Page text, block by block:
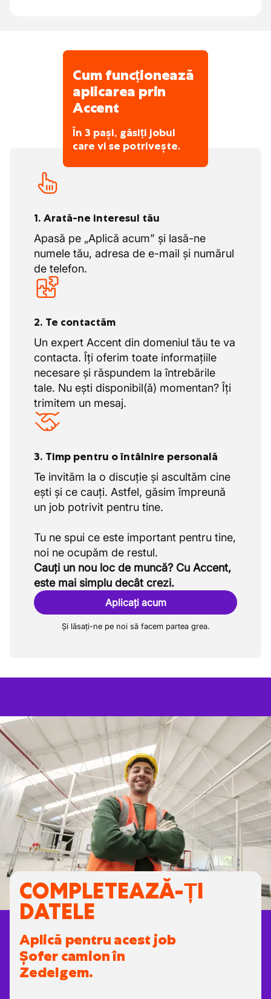
Cum funcționează
aplicarea prin
Accent
În 3 pași, găsiți jobul
care vi se potrivește.
1. Arată-ne interesul tău
Apasă pe „Aplică acum” și lasă-ne
numele tău, adresa de e-mail și numărul
de telefon.
2. Te contactăm
Un expert Accent din domeniul tău te va
contacta. Îți oferim toate informațiile
necesare și răspundem la întrebările
tale. Nu ești disponibil(ă) momentan? Îți
trimitem un mesaj.
3. Timp pentru o întâlnire personală
Te invităm la o discuție și ascultăm cine
ești și ce cauți. Astfel, găsim împreună
un job potrivit pentru tine.
Tu ne spui ce este important pentru tine,
Cauți un nou loc de muncă? Cu Accent,
este mai simplu decât crezi.
Aplicați acum
Și lăsați-ne pe noi să facem partea grea.
COMPLETEAZĂ-ȚI
DATELE
Aplică pentru acest job
Șofer camion în
Zedelgem.